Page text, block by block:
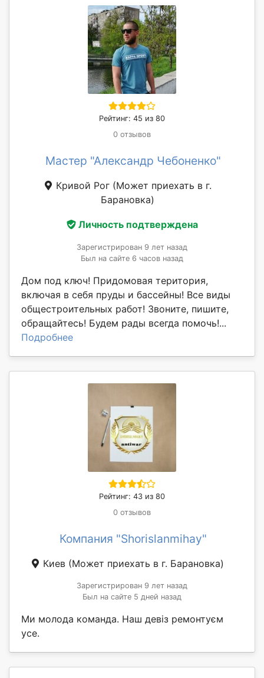
Рейтинг: 45 из 80
0 отзывов
Мастер "Александр Чебоненко"
Кривой Рог (Может приехать в г.
Барановка)
Личность подтверждена
Зарегистрирован 9 лет назад
Был на сайте 6 часов назад
Дом под ключ! Придомовая територия,
включая в себя пруды и бассейны! Все виды
общестроительных работ! Звоните, пишите,
обращайтесь! Будем рады всегда помочь!...
Подробнее
Рейтинг: 43 из 80
0 отзывов
Компания "Shorislanmihay"
Киев (Может приехать в г. Барановка)
Зарегистрирован 9 лет назад
Был на сайте 5 дней назад
Ми молода команда. Наш девіз ремонтуєм
усе.